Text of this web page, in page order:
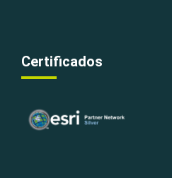
Certificados